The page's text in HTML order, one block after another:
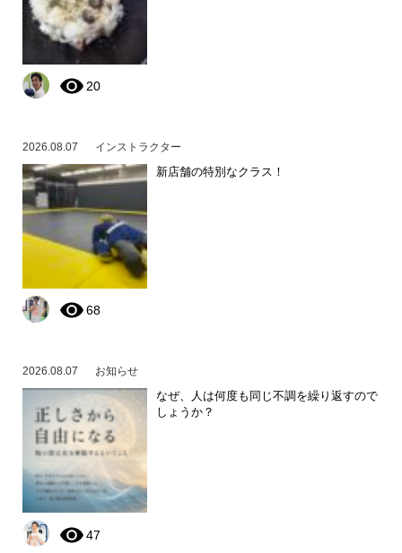
20
2026.08.07 インストラクター
新店舗の特別なクラス！
68
2026.08.07 お知らせ
なぜ、人は何度も同じ不調を繰り返すので
しょうか？
47